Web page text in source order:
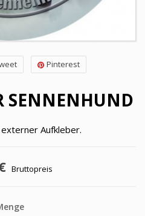
Pinterest
SENNENHUND
Aufkleber.
Bruttopreis